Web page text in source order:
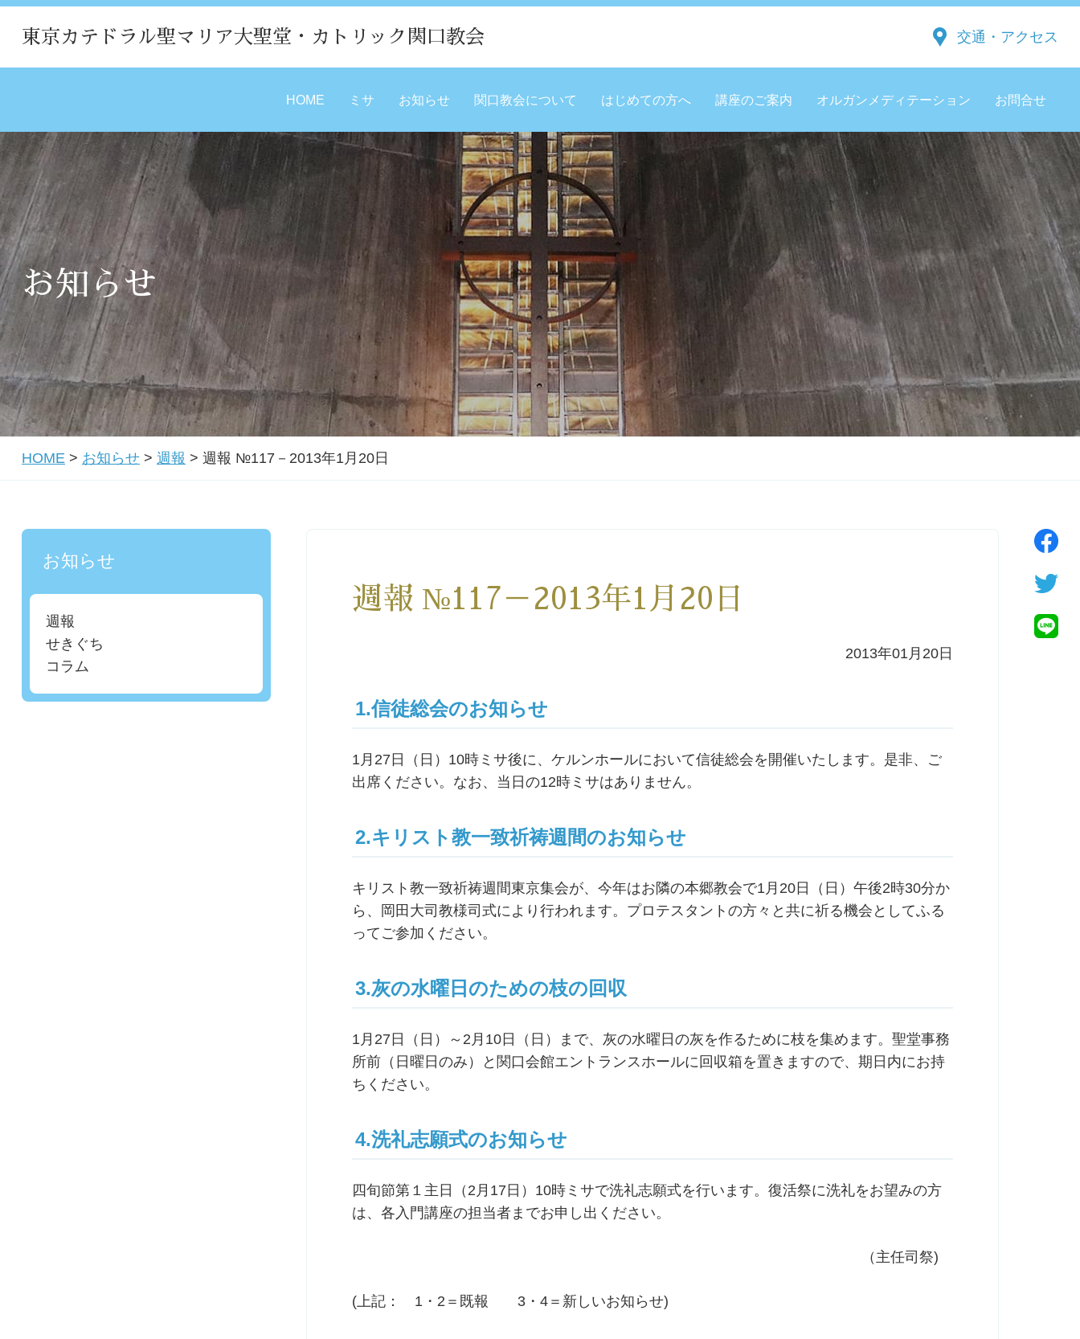
東京カテドラル聖マリア大聖堂・カトリック関口教会 交通・アクセス
HOME ミサ お知らせ 関口教会について はじめての方へ 講座のご案内 オルガンメディテーション お問合せ
お知らせ
HOME > お知らせ > 週報 > 週報 №117－2013年1月20日
週報 №117－2013年1月20日
2013年01月20日
1.信徒総会のお知らせ
1月27日（日）10時ミサ後に、ケルンホールにおいて信徒総会を開催いたします。是非、ご
出席ください。なお、当日の12時ミサはありません。
2.キリスト教一致祈祷週間のお知らせ
キリスト教一致祈祷週間東京集会が、今年はお隣の本郷教会で1月20日（日）午後2時30分か
ら、岡田大司教様司式により行われます。プロテスタントの方々と共に祈る機会としてふる
ってご参加ください。
3.灰の水曜日のための枝の回収
1月27日（日）～2月10日（日）まで、灰の水曜日の灰を作るために枝を集めます。聖堂事務
所前（日曜日のみ）と関口会館エントランスホールに回収箱を置きますので、期日内にお持
ちください。
4.洗礼志願式のお知らせ
四旬節第１主日（2月17日）10時ミサで洗礼志願式を行います。復活祭に洗礼をお望みの方
は、各入門講座の担当者までお申し出ください。
（主任司祭)
(上記： 1・2＝既報 3・4＝新しいお知らせ)
お知らせ
週報
せきぐち
コラム